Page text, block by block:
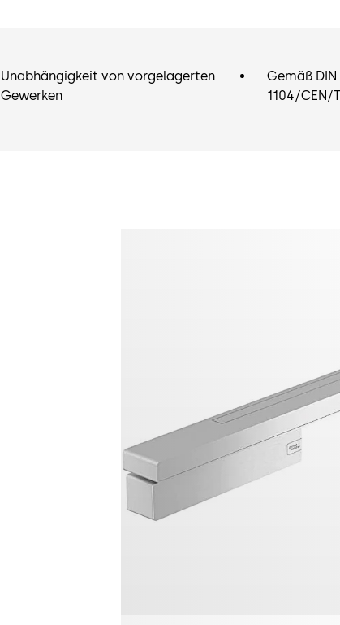
Unabhängigkeit von vorgelagerten
Gewerken
Gemäß DIN
1104/CEN/